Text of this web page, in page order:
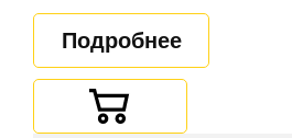
Подробнее